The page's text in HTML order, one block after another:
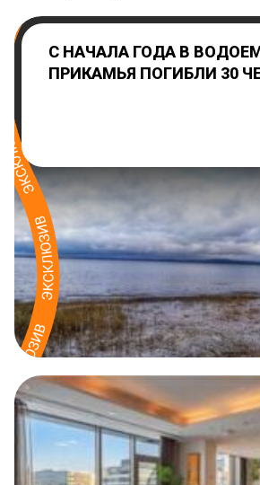
С НАЧАЛА ГОДА В
ПРИКАМЬЯ ПОГИБЛИ 30